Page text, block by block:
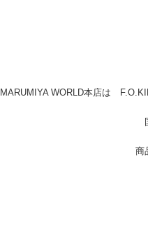
MARUMIYA WORLD本店は
商